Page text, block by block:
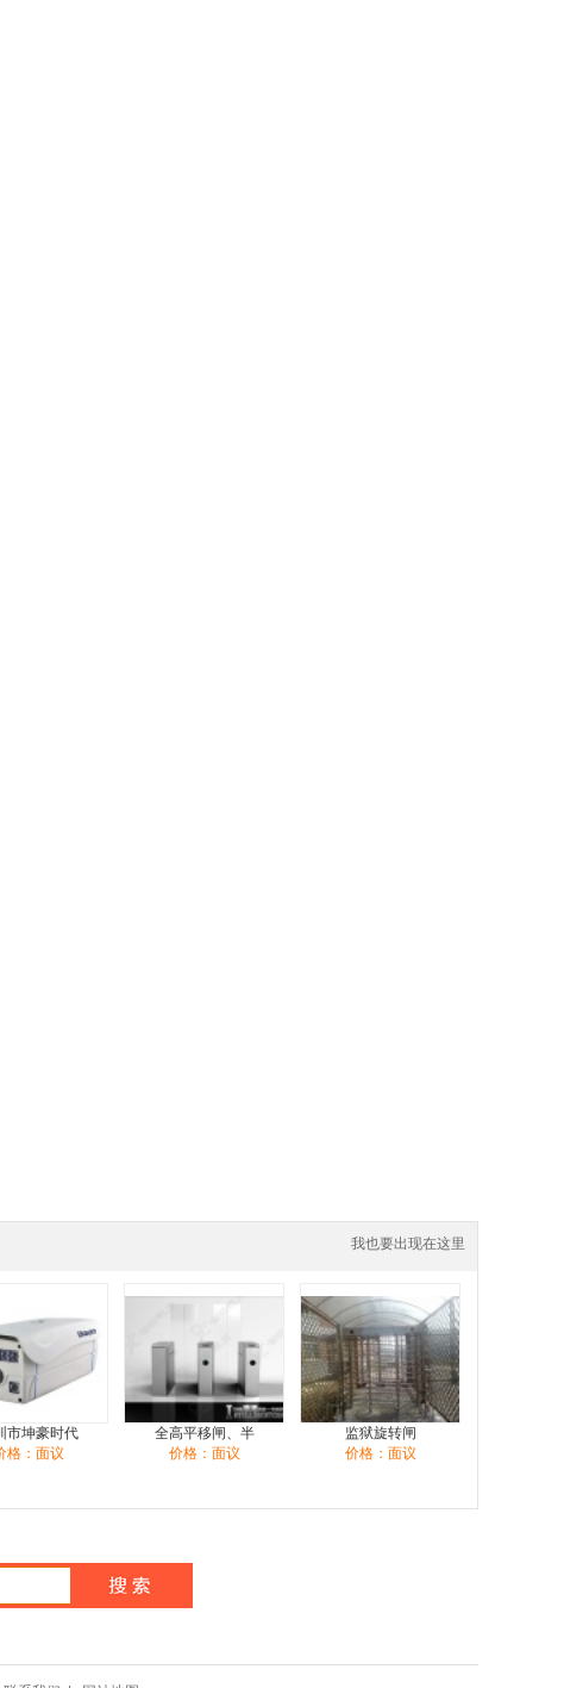
我也要出现在这里
市坤豪时代
格：面议
全高平移闸、半
价格：面议
监狱旋转闸
价格：面议